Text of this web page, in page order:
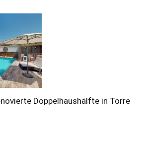
Doppelhaushälfte in Torre